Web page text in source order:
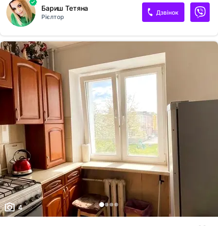
Бариш Тетяна
Рієлтор
Дзвінок
4